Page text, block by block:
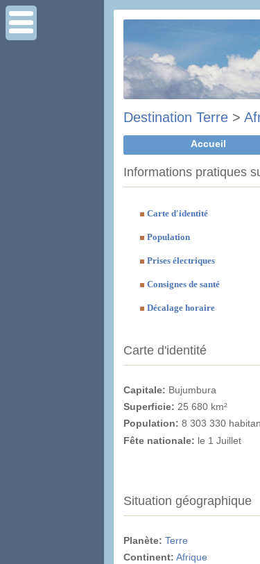
Destination Terre >
Accueil
Informations pratiques
Carte d'identité
Population
Prises électriques
Consignes de santé
Décalage horaire
Carte d'identité
Capitale: Bujumbura
Superficie: 25 680 km²
Population: 8 303 330
Fête nationale: le 1 Juillet
Situation géographique
Planète: Terre
Continent: Afrique